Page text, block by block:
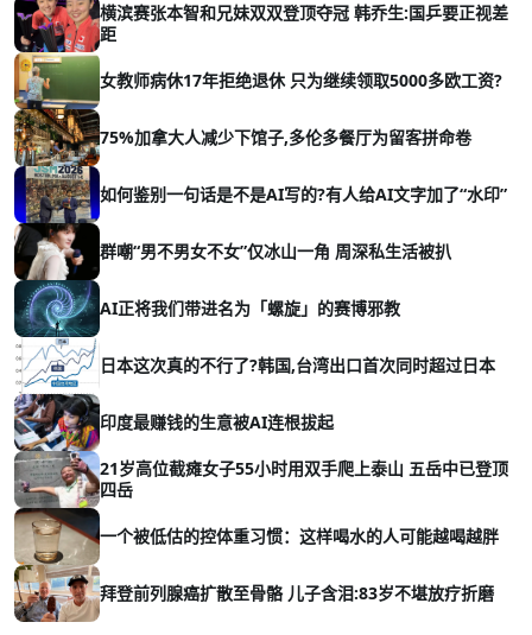
横滨赛张本智和兄妹双双登顶夺冠 韩乔生:国乒要正视差
距
女教师病休17年拒绝退休 只为继续领取5000多欧工资?
75%加拿大人减少下馆子,多伦多餐厅为留客拼命卷
如何鉴别一句话是不是AI写的?有人给AI文字加了“水印”
群嘲“男不男女不女”仅冰山一角 周深私生活被扒
AI正将我们带进名为「螺旋」的赛博邪教
日本这次真的不行了?韩国,台湾出口首次同时超过日本
印度最赚钱的生意被AI连根拔起
21岁高位截瘫女子55小时用双手爬上泰山 五岳中已登顶
四岳
一个被低估的控体重习惯：这样喝水的人可能越喝越胖
拜登前列腺癌扩散至骨骼 儿子含泪:83岁不堪放疗折磨